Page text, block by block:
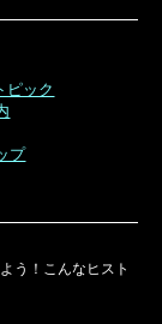
ピック
プ
う！こんなヒスト